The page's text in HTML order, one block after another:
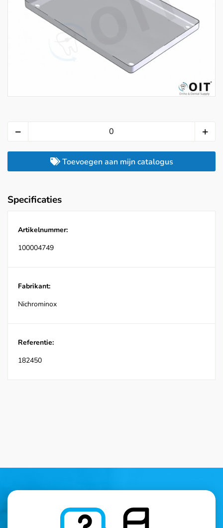
Toevoegen aan mijn catalogus
Specificaties
Artikelnummer:
100004749
Fabrikant:
Nichrominox
Referentie:
182450